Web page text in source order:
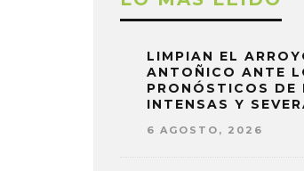
LIMPIAN EL
ANTOÑICO ANTE
PRONÓSTICOS DE
INTENSAS Y
6 AGOSTO, 2026